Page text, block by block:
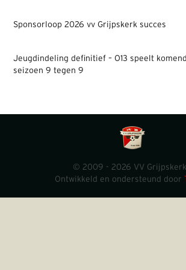
Sponsorloop 2026 vv Grijpskerk succes
Jeugdindeling definitief – O13 speelt komend
seizoen 9 tegen 9
© 2009 - 2026 VV Grijpskerk
Ontwikkeld en ondersteund door